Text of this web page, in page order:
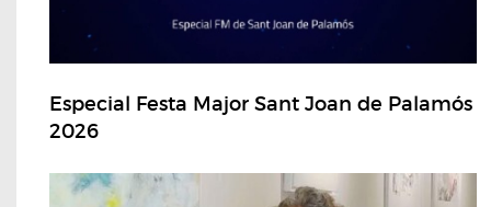
Especial Festa Major Sant Joan de Palamós
2026